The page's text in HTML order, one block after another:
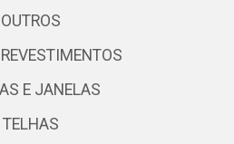
OUTROS
E JANELAS
TELHAS